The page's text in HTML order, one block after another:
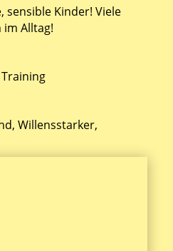
sensible Kinder! Viele
Alltag!
Willensstarker,